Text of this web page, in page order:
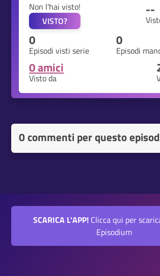
Non l'hai visto!
VISTO?
--
0
Episodi visti serie
0
Episodi
0 amici
Visto da
0 commenti per questo
SCARICA L'APP!Clicca qui per
Episodium